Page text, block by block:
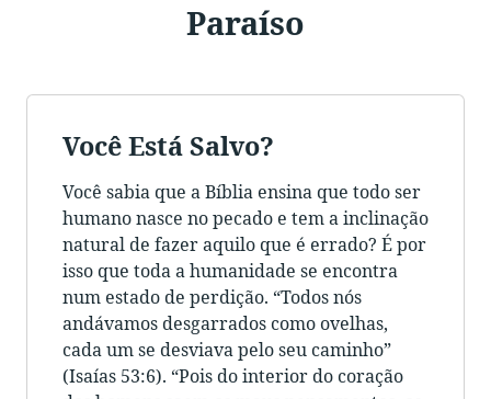
Paraíso
Você Está Salvo?
Você sabia que a Bíblia ensina que todo ser
humano nasce no pecado e tem a inclinação
natural de fazer aquilo que é errado? É por
isso que toda a humanidade se encontra
num estado de perdição. “Todos nós
andávamos desgarrados como ovelhas,
cada um se desviava pelo seu caminho”
(Isaías 53:6). “Pois do interior do coração